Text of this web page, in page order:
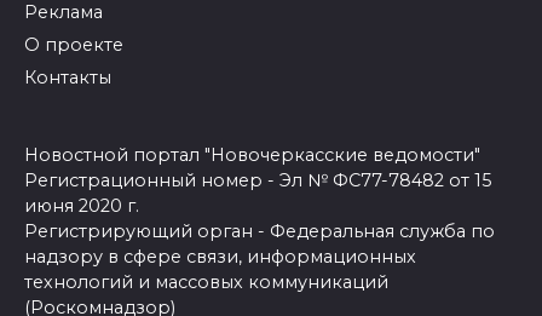
Реклама
О проекте
Контакты
Новостной портал "Новочеркасские ведомости"
Регистрационный номер - Эл № ФС77-78482 от 15
июня 2020 г.
Регистрирующий орган - Федеральная служба по
надзору в сфере связи, информационных
технологий и массовых коммуникаций
(Роскомнадзор)